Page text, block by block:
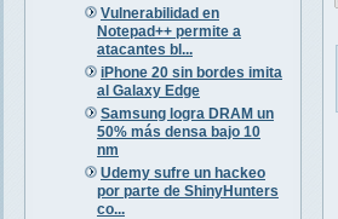
Vulnerabilidad en
Notepad++ permite a
atacantes bl...
iPhone 20 sin bordes imita
al Galaxy Edge
Samsung logra DRAM un
50% más densa bajo 10
nm
Udemy sufre un hackeo
por parte de ShinyHunters
co...